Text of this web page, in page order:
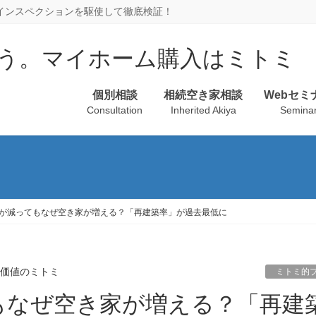
スペクションを駆使して徹底検証！
個別相談
Consultation
相続空き家相談
Inherited Akiya
Webセミ
減ってもなぜ空き家が増える？「再建築率」が過去最低に
値のミトミ ミトミ的